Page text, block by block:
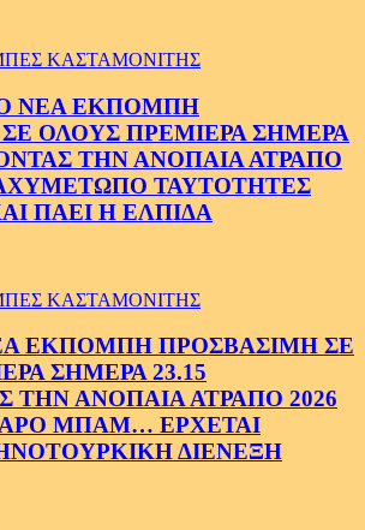
ΚΑΣΤΑΜΟΝΙΤΗΣ
ΝΕΑ ΕΚΠΟΜΠΗ
ΟΛΟΥΣ ΠΡΕΜΙΕΡΑ ΣΗΜΕΡΑ
ΤΗΝ ΑΝΟΠΑΙΑ ΑΤΡΑΠΟ
ΤΑΥΤΟΤΗΤΕΣ
ΠΑΕΙ Η ΕΛΠΙΔΑ
ΚΑΣΤΑΜΟΝΙΤΗΣ
ΕΚΠΟΜΠΗ ΠΡΟΣΒΑΣΙΜΗ ΣΕ
ΣΗΜΕΡΑ 23.15
ΤΗΝ ΑΝΟΠΑΙΑ ΑΤΡΑΠΟ 2026
ΜΠΑΜ… ΕΡΧΕΤΑΙ
ΔΙΕΝΕΞΗ